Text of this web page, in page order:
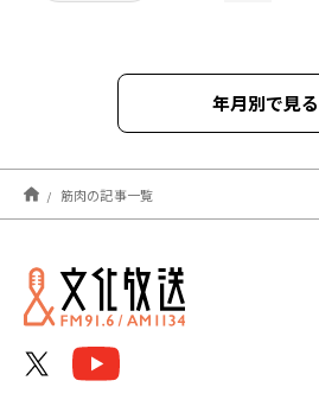
年月別で見る
2025年01月
2024年10月
2023年05月
筋肉の記事一覧